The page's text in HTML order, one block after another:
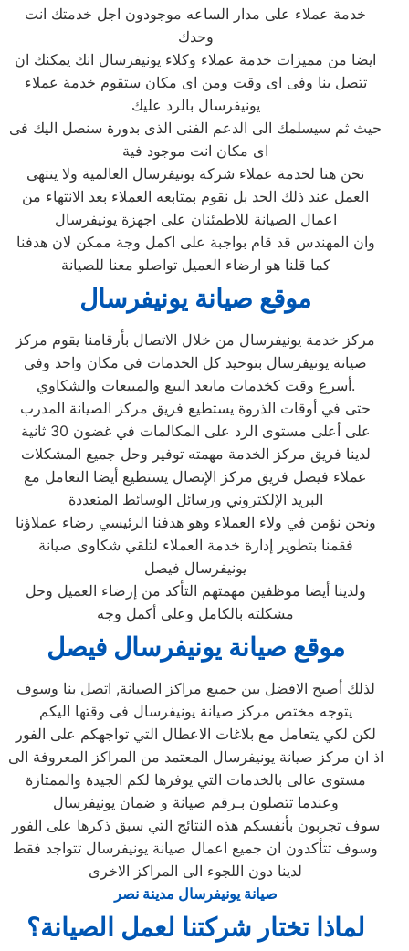
خدمة عملاء على مدار الساعه موجودون اجل خدمتك انت
وحدك
ايضا من مميزات خدمة عملاء وكلاء يونيفرسال انك يمكنك ان
تتصل بنا وفى اى وقت ومن اى مكان ستقوم خدمة عملاء
يونيفرسال بالرد عليك
حيث ثم سيسلمك الى الدعم الفنى الذى بدورة سنصل اليك فى
اى مكان انت موجود فية
نحن هنا لخدمة عملاء شركة يونيفرسال العالمية ولا ينتهى
العمل عند ذلك الحد بل نقوم بمتابعه العملاء بعد الانتهاء من
اعمال الصيانة للاطمئنان على اجهزة يونيفرسال
وان المهندس قد قام بواجبة على اكمل وجة ممكن لان هدفنا
كما قلنا هو ارضاء العميل تواصلو معنا للصيانة
موقع صيانة يونيفرسال
مركز خدمة يونيفرسال من خلال الاتصال بأرقامنا يقوم مركز
صيانة يونيفرسال بتوحيد كل الخدمات في مكان واحد وفي
أسرع وقت كخدمات مابعد البيع والمبيعات والشكاوي.
حتى في أوقات الذروة يستطيع فريق مركز الصيانة المدرب
على أعلى مستوى الرد على المكالمات في غضون 30 ثانية
لدينا فريق مركز الخدمة مهمته توفير وحل جميع المشكلات
عملاء فيصل فريق مركز الإتصال يستطيع أيضا التعامل مع
البريد الإلكتروني ورسائل الوسائط المتعددة
ونحن نؤمن في ولاء العملاء وهو هدفنا الرئيسي رضاء عملاؤنا
فقمنا بتطوير إدارة خدمة العملاء لتلقي شكاوى صيانة
يونيفرسال فيصل
ولدينا أيضا موظفين مهمتهم التأكد من إرضاء العميل وحل
مشكلته بالكامل وعلى أكمل وجه
موقع صيانة يونيفرسال فيصل
لذلك أصبح الافضل بين جميع مراكز الصيانة, اتصل بنا وسوف
يتوجه مختص مركز صيانة يونيفرسال فى وقتها اليكم
لكن لكي يتعامل مع بلاغات الاعطال التي تواجهكم على الفور
اذ ان مركز صيانة يونيفرسال المعتمد من المراكز المعروفة الى
مستوى عالى بالخدمات التي يوفرها لكم الجيدة والممتازة
وعندما تتصلون بـرقم صيانة و ضمان يونيفرسال
سوف تجربون بأنفسكم هذه النتائج التي سبق ذكرها على الفور
وسوف تتأكدون ان جميع اعمال صيانة يونيفرسال تتواجد فقط
لدينا دون اللجوء الى المراكز الاخرى
صيانة يونيفرسال مدينة نصر
لماذا تختار شركتنا لعمل الصيانة؟